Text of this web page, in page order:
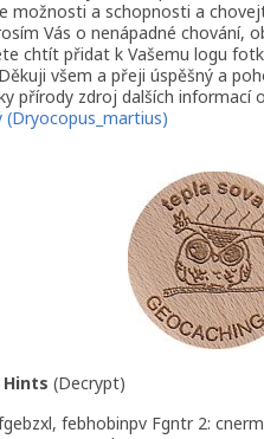
možnosti a schopnosti a
Vás o nenápadné chování,
chtít přidat k Vašemu logu
všem a přeji úspěšný a
přírody zdroj dalších informací
(Dryocopus_martius)
(Decrypt)
febhobinpv Fgntr 2: